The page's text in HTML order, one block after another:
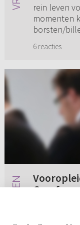
rein leven
momenten
borsten/
6 reacties
mens